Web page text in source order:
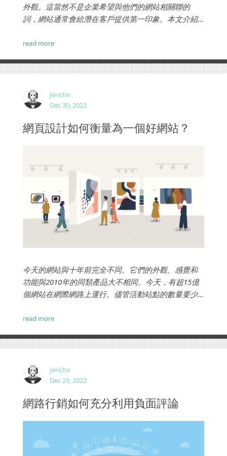
外觀。這當然不是企業希望與他們的網站相關聯的
詞，網站通常會給潛在客戶提供第一印象。本文介紹
read more
Jericho
Dec 30, 2022
網頁設計如何衡量為一個好網站？
今天的網站與十年前完全不同。它們的外觀、感覺和
功能與2010年的同類產品大不相同。今天，有超15億
個網站在網際網路上運行。儘管活動站點的數量要少
好與壞的區別，或者什麼樣的網站是好網站？...
read more
Jericho
Dec 29, 2022
網路行銷如何充分利用負面評論